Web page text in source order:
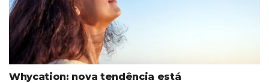
Whycation: nova tendência está